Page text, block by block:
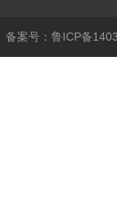
备案号：鲁ICP备